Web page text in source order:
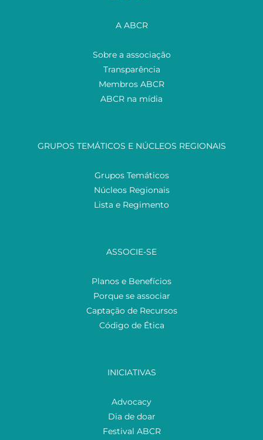
A ABCR
Sobre a associação
Transparência
Membros ABCR
ABCR na mídia
GRUPOS TEMÁTICOS E NÚCLEOS REGIONAIS
Grupos Temáticos
Núcleos Regionais
Lista e Regimento
ASSOCIE-SE
Planos e Benefícios
Porque se associar
Captação de Recursos
Código de Ética
INICIATIVAS
Advocacy
Dia de doar
Festival ABCR